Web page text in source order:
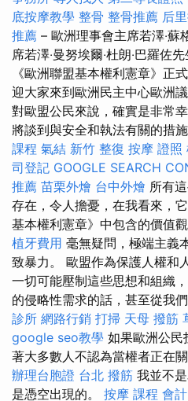
底按摩教學 整骨 整骨推薦 后
推薦 – 歐洲理事會主席若澤‧蘇
席若澤‧曼努埃爾‧杜朗‧巴羅佐先
《歐洲聯盟基本權利憲章》正
迎大家來到歐洲民主中心歐洲議
對歐盟公民來說，確實是非常
將談到與安全和執法有關的措施
課程 氣結 新竹 整復 按摩 證照
司登記 GOOGLE SEARCH
推薦 苗栗外燴 台中外燴 所有
存在，令人擔憂，在我看來，
基本權利憲章》中包含的價值
植牙費用 毫無疑問，極端主義
致暴力。 歐盟作為保護人權和
一切可能壓制這些思想和組織
的侵略性需求的話，甚至從我
診所 網路行銷 打掃 天母 撥筋
google seo教學 如果歐洲公民
著大多數人不認為當權者正在
辦理台胞證 台北 撥筋 我並不
是憑空出現的。 按摩 課程 會